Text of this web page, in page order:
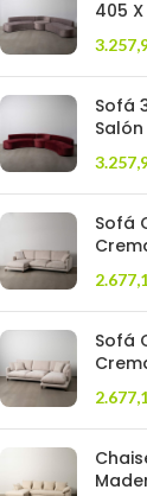
405 X
Sofá
Salón
Sofá
Sofá